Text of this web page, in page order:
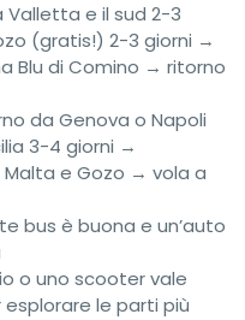
e il sud 2-3
(gratis!) 2-3 giorni →
Blu di Comino → ritorno
da Genova o Napoli
3-4 giorni →
e Gozo → vola a
bus è buona e un’auto
o uno scooter vale
le parti più